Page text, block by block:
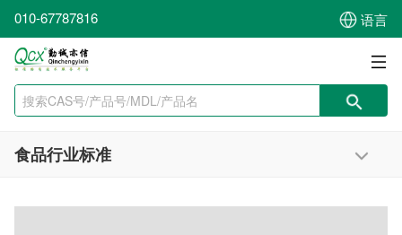
010-67787816 语言
食品行业标准